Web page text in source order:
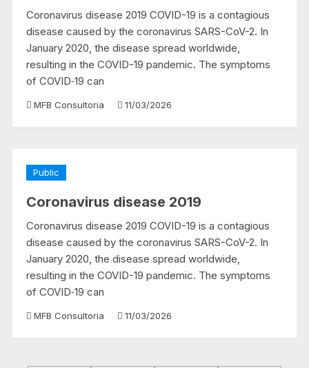
Coronavirus disease 2019 COVID-19 is a contagious
disease caused by the coronavirus SARS-CoV-2. In
January 2020, the disease spread worldwide,
resulting in the COVID-19 pandemic. The symptoms
of COVID‑19 can
MFB Consultoria 11/03/2026
Public
Coronavirus disease 2019
Coronavirus disease 2019 COVID-19 is a contagious
disease caused by the coronavirus SARS-CoV-2. In
January 2020, the disease spread worldwide,
resulting in the COVID-19 pandemic. The symptoms
of COVID‑19 can
MFB Consultoria 11/03/2026